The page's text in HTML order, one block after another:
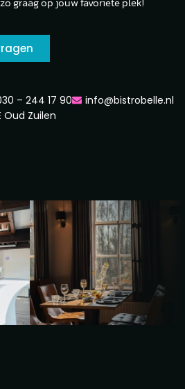
– 244 17 90
info@bistrobelle.nl
Oud Zuilen